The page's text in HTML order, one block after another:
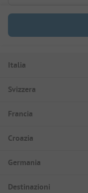
Italia
Svizzera
Francia
Croazia
Germania
Destinazioni